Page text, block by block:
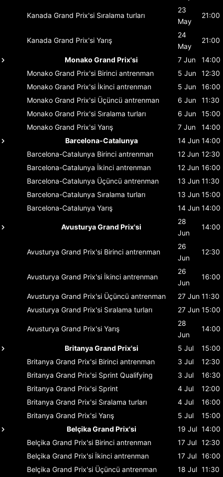
Kanada Grand Prix'si Sıralama turları
23
May
21:00
Kanada Grand Prix'si Yarış
24
May
21:00
Monako Grand Prix'si 7 Jun
14:00
Monako Grand Prix'si Birinci antrenman 5 Jun
12:30
Monako Grand Prix'si İkinci antrenman 5 Jun
16:00
Monako Grand Prix'si Üçüncü antrenman 6 Jun
11:30
Monako Grand Prix'si Sıralama turları 6 Jun
15:00
Monako Grand Prix'si Yarış 7 Jun
14:00
Barcelona-Catalunya
14 Jun 14:00
Barcelona-Catalunya Birinci antrenman 12 Jun 12:30
Barcelona-Catalunya İkinci antrenman 12 Jun 16:00
Barcelona-Catalunya Üçüncü antrenman 13 Jun 11:30
Barcelona-Catalunya Sıralama turları 13 Jun 15:00
Barcelona-Catalunya Yarış 14 Jun 14:00
Avusturya Grand Prix'si
28
Jun
14:00
Avusturya Grand Prix'si Birinci antrenman
26
Jun
12:30
Avusturya Grand Prix'si İkinci antrenman
26
Jun
16:00
Avusturya Grand Prix'si Üçüncü antrenman 27 Jun 11:30
Avusturya Grand Prix'si Sıralama turları 27 Jun 15:00
Avusturya Grand Prix'si Yarış
28
Jun
14:00
Britanya Grand Prix'si 5 Jul
15:00
Britanya Grand Prix'si Birinci antrenman 3 Jul
12:30
Britanya Grand Prix'si Sprint Qualifying 3 Jul
16:30
Britanya Grand Prix'si Sprint 4 Jul
12:00
Britanya Grand Prix'si Sıralama turları 4 Jul
16:00
Britanya Grand Prix'si Yarış 5 Jul
15:00
Belçika Grand Prix'si
19 Jul 14:00
Belçika Grand Prix'si Birinci antrenman 17 Jul 12:30
Belçika Grand Prix'si İkinci antrenman 17 Jul 16:00
Belçika Grand Prix'si Üçüncü antrenman 18 Jul 11:30